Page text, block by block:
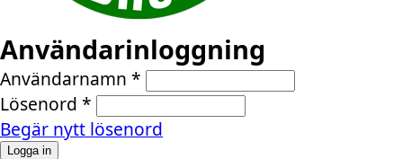
Användarinloggning
Användarnamn *
Lösenord *
Begär nytt lösenord